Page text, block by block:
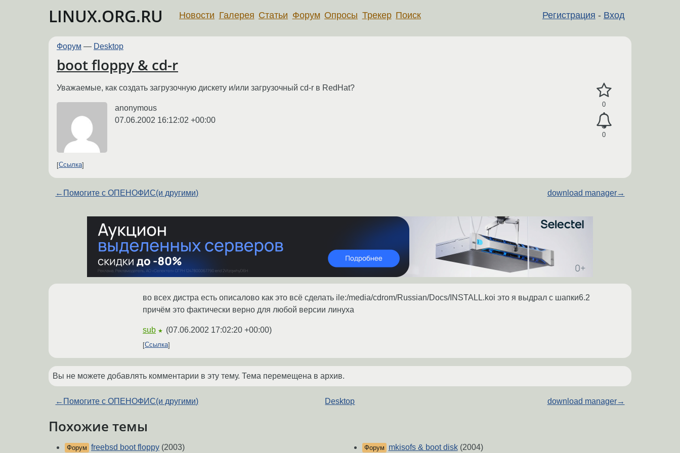
LINUX.ORG.RU Регистрация - Вход
Новости Галерея Статьи Форум Опросы Трекер Поиск
Форум — Desktop
boot floppy & cd-r
0
0
Уважаемые, как создать загрузочную дискету и/или загрузочный cd-r в RedHat?
anonymous
07.06.2002 16:12:02 +00:00
Ссылка
← Помогите с ОПЕНОФИС(и другими) download manager→
во всех дистра есть описалово как это всё сделать ile:/media/cdrom/Russian/Docs/INSTALL.koi это я выдрал с шапки6.2
причём это фактически верно для любой версии линуха
sub ★ (07.06.2002 17:02:20 +00:00)
Ссылка
Вы не можете добавлять комментарии в эту тему. Тема перемещена в архив.
← Помогите с ОПЕНОФИС(и другими) Desktop download manager→
Похожие темы
Форум freebsd boot floppy (2003) Форум mkisofs & boot disk(2004)